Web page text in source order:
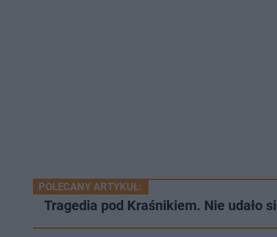
POLECANY ARTYKUŁ:
Tragedia pod Kraśnikiem. Nie udało